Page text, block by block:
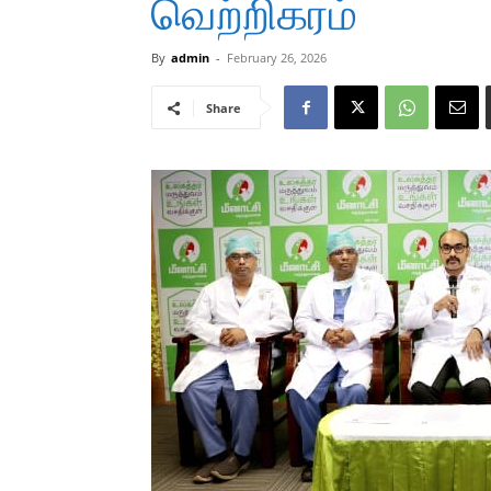
வெற்றிகரம்
By admin - February 26, 2026
Share